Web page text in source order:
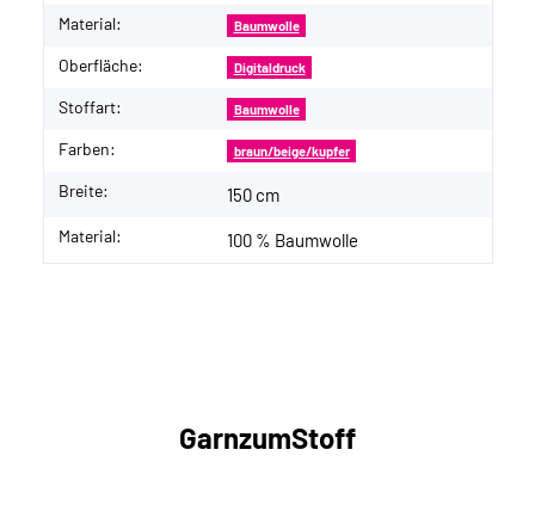
Material: Baumwolle
Oberfläche: Digitaldruck
Stoffart: Baumwolle
Farben: braun/beige/kupfer
Breite: 150 cm
Material: 100 % Baumwolle
GarnzumStoff